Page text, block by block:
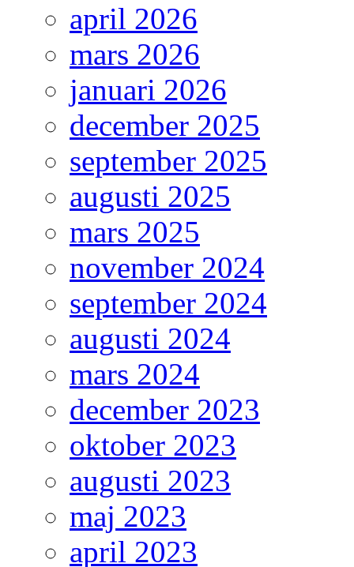
april 2026
mars 2026
januari 2026
december 2025
september 2025
augusti 2025
mars 2025
november 2024
september 2024
augusti 2024
mars 2024
december 2023
oktober 2023
augusti 2023
maj 2023
april 2023